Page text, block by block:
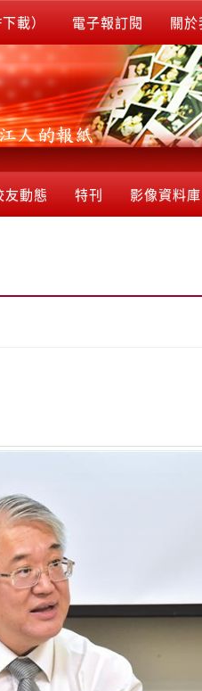
載） 電子報訂閱 關於
友動態 特刊 影像資料庫